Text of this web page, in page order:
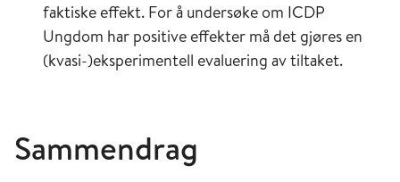
faktiske effekt. For å undersøke om ICDP
Ungdom har positive effekter må det gjøres en
(kvasi-)eksperimentell evaluering av tiltaket.
Sammendrag